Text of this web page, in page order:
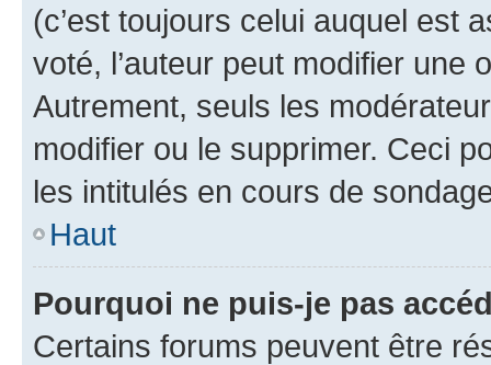
(c’est toujours celui auquel est
voté, l’auteur peut modifier une
Autrement, seuls les
modifier ou le supprimer. Ceci
les intitulés en cours de
Haut
Pourquoi ne puis-je pas
Certains forums peuvent être